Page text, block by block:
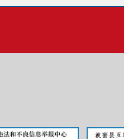
展情况，在组织机
人事信息等方面及